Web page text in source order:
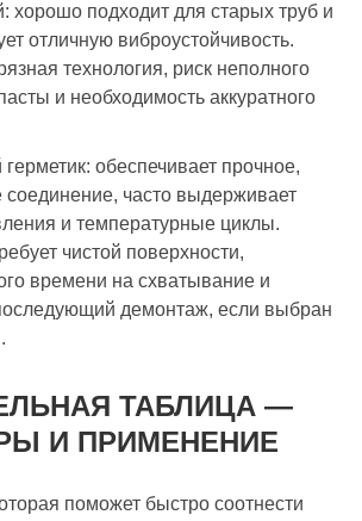
хорошо подходит для старых труб и
отличную виброустойчивость.
технология, риск неполного
и необходимость аккуратного
обеспечивает прочное,
соединение, часто выдерживает
и температурные циклы.
чистой поверхности,
времени на схватывание и
демонтаж, если выбран
ТАБЛИЦА —
И ПРИМЕНЕНИЕ
поможет быстро соотнести